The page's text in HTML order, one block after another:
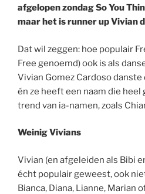
afgelopen zondag So You
maar het is runner up Vivian
Dat wil zeggen: hoe populair
Free genoemd) ook is als
Vivian Gomez Cardoso
én ze heeft een naam die heel
trend van ia-namen, zoals
Weinig Vivians
Vivian (en afgeleiden als Bibi
écht populair geweest, ook
Bianca, Diana, Lianne, Marian